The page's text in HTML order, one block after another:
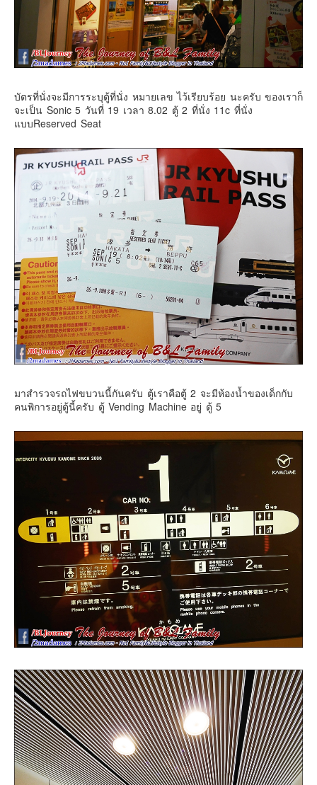
บัตรที่นั่งจะมีการระบุตู้ที่นั่ง หมายเลข ไว้เรียบร้อย นะครับ ของเราก็
จะเป็น Sonic 5 วันที่ 19 เวลา 8.02 ตู้ 2 ที่นั่ง 11c ที่นั่ง
แบบReserved Seat
มาสำรวจรถไฟขบวนนี้กันครับ ตู้เราคือตู้ 2 จะมีห้องน้ำของเด็กกับ
คนพิการอยู่ตู้นี้ครับ ตู้ Vending Machine อยู่ ตู้ 5